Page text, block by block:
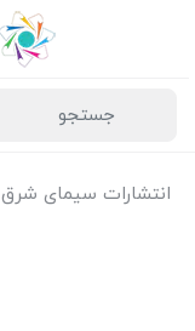
انتشارات سیمای شرق